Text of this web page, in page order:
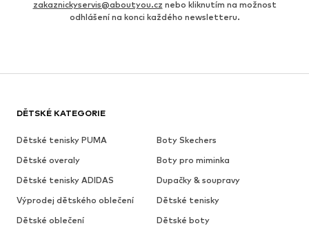
zakaznickyservis@aboutyou.cz nebo kliknutím na možnost
odhlášení na konci každého newsletteru.
DĚTSKÉ KATEGORIE
Dětské tenisky PUMA
Boty Skechers
Dětské overaly
Boty pro miminka
Dětské tenisky ADIDAS
Dupačky & soupravy
Výprodej dětského oblečení
Dětské tenisky
Dětské oblečení
Dětské boty